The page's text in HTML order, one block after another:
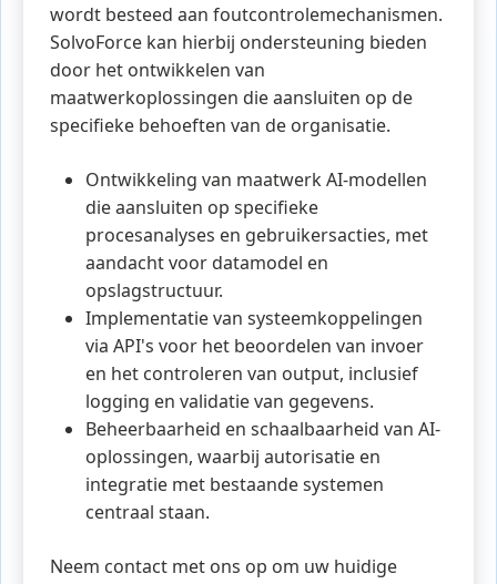
wordt besteed aan foutcontrolemechanismen.
SolvoForce kan hierbij ondersteuning bieden
door het ontwikkelen van
maatwerkoplossingen die aansluiten op de
specifieke behoeften van de organisatie.
Ontwikkeling van maatwerk AI-modellen
die aansluiten op specifieke
procesanalyses en gebruikersacties, met
aandacht voor datamodel en
opslagstructuur.
Implementatie van systeemkoppelingen
via API's voor het beoordelen van invoer
en het controleren van output, inclusief
logging en validatie van gegevens.
Beheerbaarheid en schaalbaarheid van AI-
oplossingen, waarbij autorisatie en
integratie met bestaande systemen
centraal staan.
Neem contact met ons op om uw huidige